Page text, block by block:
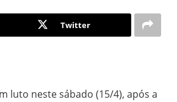
Twitter
luto neste sábado (15/4), após a